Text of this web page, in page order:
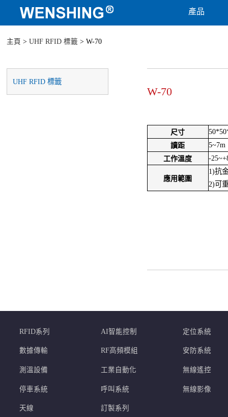
產品
主頁 > UHF RFID 標籤 > W-70
UHF RFID 標籤
W-70
尺寸
讀距 5~7m
工作溫度 -
應用範圍
1)抗
2)可
RFID系列 AI智能控制 定位系統
數據傳輸 RF高頻模組 安防系統
測溫設備 工業自動化 無線遙控
停車系統 呼叫系統 無線影像
天線 訂製系列